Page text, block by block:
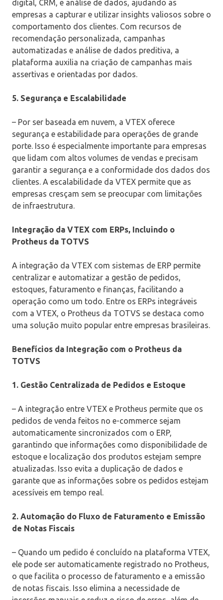
digital, CRM, e análise de dados, ajudando as
empresas a capturar e utilizar insights valiosos sobre o
comportamento dos clientes. Com recursos de
recomendação personalizada, campanhas
automatizadas e análise de dados preditiva, a
plataforma auxilia na criação de campanhas mais
assertivas e orientadas por dados.
5. Segurança e Escalabilidade
– Por ser baseada em nuvem, a VTEX oferece
segurança e estabilidade para operações de grande
porte. Isso é especialmente importante para empresas
que lidam com altos volumes de vendas e precisam
garantir a segurança e a conformidade dos dados dos
clientes. A escalabilidade da VTEX permite que as
empresas cresçam sem se preocupar com limitações
de infraestrutura.
Integração da VTEX com ERPs, Incluindo o
Protheus da TOTVS
A integração da VTEX com sistemas de ERP permite
centralizar e automatizar a gestão de pedidos,
estoques, faturamento e finanças, facilitando a
operação como um todo. Entre os ERPs integráveis
com a VTEX, o Protheus da TOTVS se destaca como
uma solução muito popular entre empresas brasileiras.
Benefícios da Integração com o Protheus da
TOTVS
1. Gestão Centralizada de Pedidos e Estoque
– A integração entre VTEX e Protheus permite que os
pedidos de venda feitos no e-commerce sejam
automaticamente sincronizados com o ERP,
garantindo que informações como disponibilidade de
estoque e localização dos produtos estejam sempre
atualizadas. Isso evita a duplicação de dados e
garante que as informações sobre os pedidos estejam
acessíveis em tempo real.
2. Automação do Fluxo de Faturamento e Emissão
de Notas Fiscais
– Quando um pedido é concluído na plataforma VTEX,
ele pode ser automaticamente registrado no Protheus,
o que facilita o processo de faturamento e a emissão
de notas fiscais. Isso elimina a necessidade de